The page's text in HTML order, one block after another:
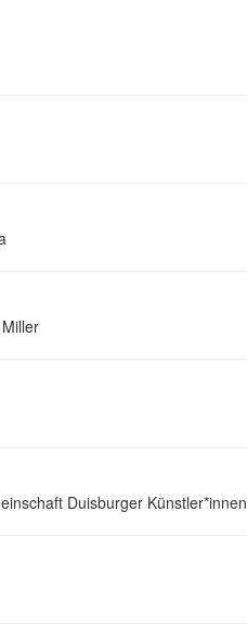
Duisburger Künstler*innen